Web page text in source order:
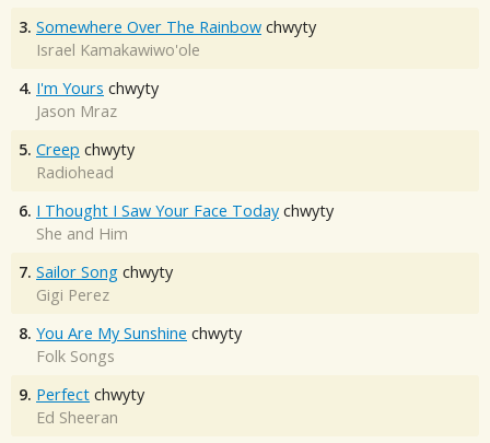
3. Somewhere Over The Rainbow chwyty
Israel Kamakawiwo'ole
4. I'm Yours chwyty
Jason Mraz
5. Creep chwyty
Radiohead
6. I Thought I Saw Your Face Today chwyty
She and Him
7. Sailor Song chwyty
Gigi Perez
8. You Are My Sunshine chwyty
Folk Songs
9. Perfect chwyty
Ed Sheeran